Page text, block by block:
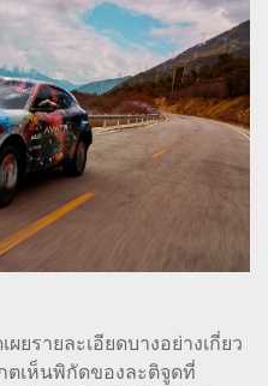
ผยรายละเอียดบางอย่างเกี่ยว
ตเห็นพิกัดของละติจูดที่